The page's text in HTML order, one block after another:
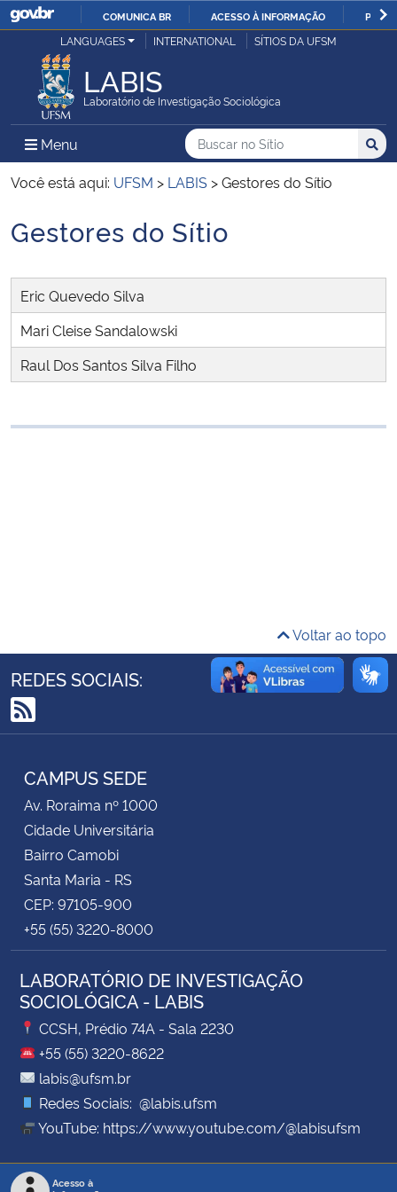
IR
COMUNICA BR ACESSO À INFORMAÇÃO
Ministério da Justiça e Segurança Pública
Ministério da Defesa
Ministério das Relações Exteriores
Ministério da Economia
Ministério da Agricultura, Pecuária e Abastecimento
Ministério da Educação
Ministério do Desenvolvimento Regional
Ministério da Mulher, da Família e dos Direitos Humanos
Secretaria-Geral
Secretaria de Governo
Gabinete de Segurança Institucional
Advocacia-Geral da União
Banco Central do Brasil
Planalto
LANGUAGES INTERNATIONAL SÍTIOS DA UFSM
LABIS
Laboratório de Investigação Sociológica
Menu Menu Principal do Sítio
Busca
Buscar no no Sítio
Busca:
Você está aqui: UFSM > LABIS >Gestores do Sítio
Início do conteúdo
Gestores do Sítio
Eric Quevedo Silva
Mari Cleise Sandalowski
Raul Dos Santos Silva Filho
Voltar ao topo
REDES SOCIAIS:
RSS
CAMPUS SEDE
Av. Roraima nº 1000
Cidade Universitária
Bairro Camobi
Santa Maria - RS
CEP: 97105-900
+55 (55) 3220-8000
LABORATÓRIO DE INVESTIGAÇÃO
SOCIOLÓGICA - LABIS
CCSH, Prédio 74A - Sala 2230
+55 (55) 3220-8622
labis@ufsm.br
Redes Sociais: @labis.ufsm
YouTube: https://www.youtube.com/@labisufsm
Acesso à